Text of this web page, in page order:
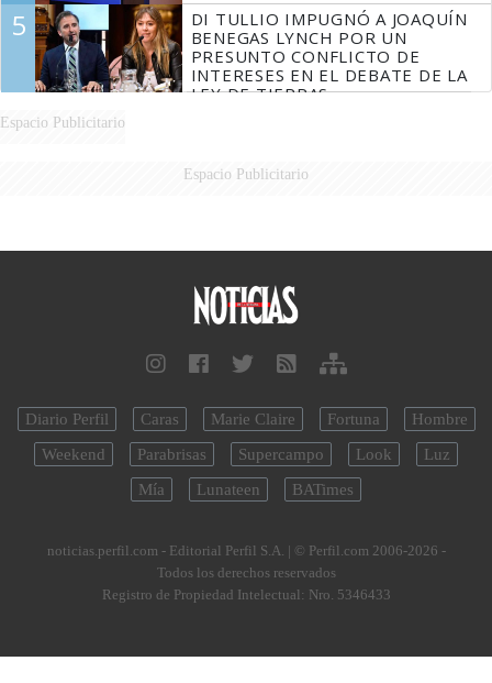
5
DI TULLIO IMPUGNÓ A JOAQUÍN
BENEGAS LYNCH POR UN
PRESUNTO CONFLICTO DE
INTERESES EN EL DEBATE DE LA
LEY DE TIERRAS
Espacio Publicitario
Espacio Publicitario
Diario Perfil Caras Marie Claire Fortuna
Hombre
Weekend
Parabrisas Supercampo Look
Luz
Mía
Lunateen BATimes
noticias.perfil.com - Editorial Perfil S.A. | © Perfil.com 2006-2026 -
Todos los derechos reservados
Registro de Propiedad Intelectual: Nro. 5346433